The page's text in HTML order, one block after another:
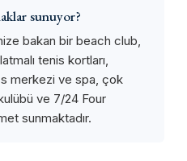
sunuyor?
bakan bir beach club,
tenis kortları,
merkezi ve spa, çok
ve 7/24 Four
sunmaktadır.